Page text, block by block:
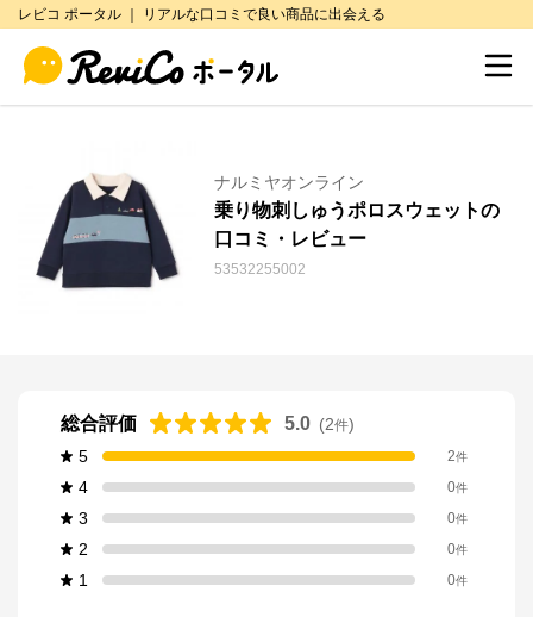
レビコ ポータル ｜ リアルな口コミで良い商品に出会える
ナルミヤオンライン
乗り物刺しゅうポロスウェットの
口コミ・レビュー
53532255002
総合評価 5.0 (2件)
5
2件
4 0件
3 0件
2 0件
1 0件